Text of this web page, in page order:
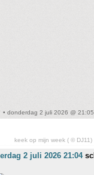
• donderdag 2 juli 2026 @
keek op mijn week ( © DJ11)
2 juli 2026 21:04